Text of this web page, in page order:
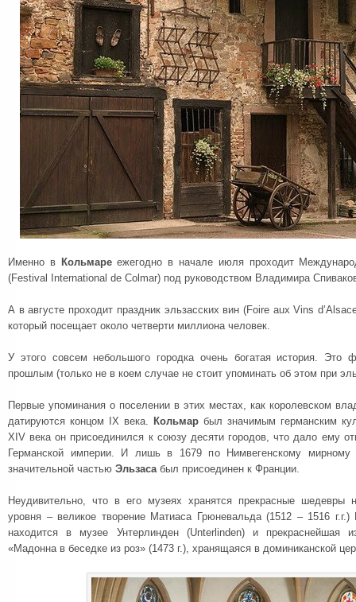
Именно в Кольмареежегодно в начале июля проходит
(Festival International de Colmar) под руководством Владимира
А в августе проходит праздник эльзасских вин (Foire aux Vins
который посещает около четверти миллиона человек.
У этого совсем небольшого городка очень богатая история. Это
прошлым (только не в коем случае не стоит упоминать об этом при
Первые упоминания о поселении в этих местах, как королевском
датируются концом IX века. Кольмар был значимым германским
XIV века он присоединился к союзу десяти городов, что дало ему
Германской империи. И лишь в 1679 по Нимвегенскому мирному
значительной частью Эльзасабыл присоединен к Франции.
Неудивительно, что в его музеях хранятся прекрасные шедевры
уровня – великое творение Матиаса Грюневальда (1512 – 1516 г.г.)
находится в музее Унтерлинден (Unterlinden) и прекраснейшая
«Мадонна в беседке из роз» (1473 г.), хранящаяся в доминиканской